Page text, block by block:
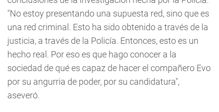
"No estoy presentando una supuesta red, sino que es
una red criminal. Esto ha sido obtenido a través de la
justicia, a través de la Policía. Entonces, esto es un
hecho real. Por eso es que hago conocer a la
sociedad de qué es capaz de hacer el compañero Evo
por su angurria de poder, por su candidatura",
aseveró.